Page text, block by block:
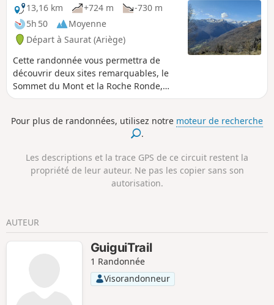
13,16 km
+724 m
-730 m
5h 50
Moyenne
Départ à Saurat (Ariège)
Cette randonnée vous permettra de
découvrir deux sites remarquables, le
Sommet du Mont et la Roche Ronde,
pour le point de vue qu'ils offrent sur la
des Pyrénées : Saint-Barthélémy, Pic des
Pour plus de randonnées, utilisez notre moteur de recherche
.
Les descriptions et la trace GPS de ce circuit restent la
propriété de leur auteur. Ne pas les copier sans son
autorisation.
AUTEUR
GuiguiTrail
1 Randonnée
Visorandonneur